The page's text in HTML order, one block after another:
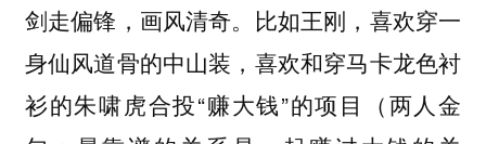
剑走偏锋，画风清奇。比如王刚，喜欢穿一
身仙风道骨的中山装，喜欢和穿马卡龙色衬
衫的朱啸虎合投“赚大钱”的项目（两人金